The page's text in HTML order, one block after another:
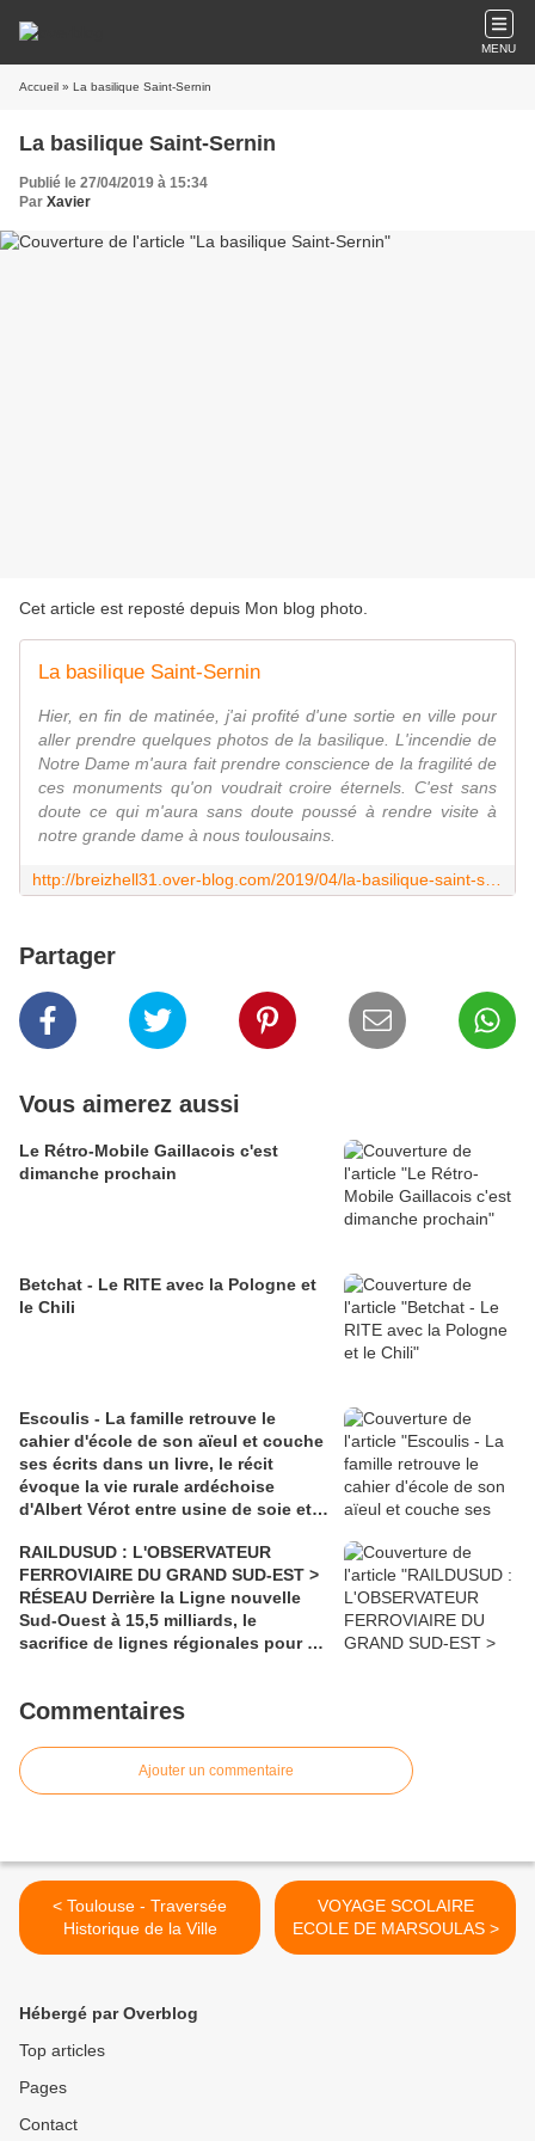
MENU
Accueil » La basilique Saint-Sernin
La basilique Saint-Sernin
Publié le 27/04/2019 à 15:34
Par Xavier
Cet article est reposté depuis Mon blog photo
La basilique Saint-Sernin
Hier, en fin de matinée, j'ai profité d'une sortie en ville pour
aller prendre quelques photos de la basilique. L'incendie de
Notre Dame m'aura fait prendre conscience de la fragilité de
ces monuments qu'on voudrait croire éternels. C'est sans
doute ce qui m'aura sans doute poussé à rendre visite à
notre grande dame à nous toulousains.
Partager
Vous aimerez aussi
Le Rétro-Mobile Gaillacois c'est
dimanche prochain
Betchat - Le RITE avec la Pologne et
le Chili
Escoulis - La famille retrouve le
cahier d'école de son aïeul et couche
ses écrits dans un livre, le récit
évoque la vie rurale ardéchoise
d'Albert Vérot entre usine de soie et
RAILDUSUD : L'OBSERVATEUR
FERROVIAIRE DU GRAND SUD-EST >
RÉSEAU Derrière la Ligne nouvelle
Sud-Ouest à 15,5 milliards, le
sacrifice de lignes régionales pour 50
Commentaires
Ajouter un commentaire
< Toulouse - Traversée
Historique de la Ville
VOYAGE SCOLAIRE
ECOLE DE MARSOULAS >
Hébergé par Overblog
Top articles
Pages
Contact